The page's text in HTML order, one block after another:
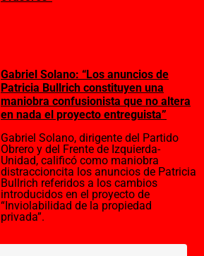
Gabriel Solano: “Los anuncios de
Patricia Bullrich constituyen una
maniobra confusionista que no altera
en nada el proyecto entreguista”
Gabriel Solano, dirigente del Partido
Obrero y del Frente de Izquierda-
Unidad, calificó como maniobra
distraccioncita los anuncios de Patricia
Bullrich referidos a los cambios
introducidos en el proyecto de
“Inviolabilidad de la propiedad
privada”.